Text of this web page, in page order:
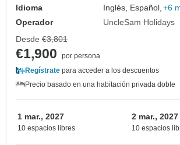
Idioma
Inglés, Español, +6
Operador
UncleSam Holidays
Desde €3,801
€1,900
por persona
Regístrate para acceder a los descuentos
Precio basado en una habitación privada doble
1 mar., 2027
10 espacios libres
2 mar., 2027
10 espacios